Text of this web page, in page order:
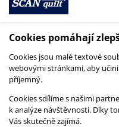
Cookies pomáhají
Cookies jsou malé textové
webovými stránkami, aby
příjemný.
Cookies sdílíme s našimi
k analýze návštěvnosti. Díky
Vás skutečně zajímá.